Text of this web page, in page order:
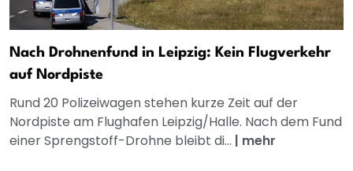
Nach Drohnenfund in Leipzig: Kein Flugverkehr
auf Nordpiste
Rund 20 Polizeiwagen stehen kurze Zeit auf der
Nordpiste am Flughafen Leipzig/Halle. Nach dem Fund
einer Sprengstoff-Drohne bleibt di... | mehr